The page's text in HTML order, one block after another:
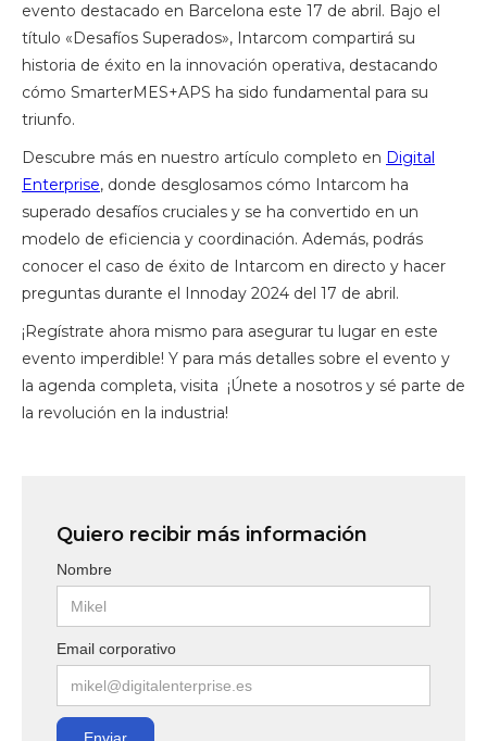
evento destacado en Barcelona este 17 de abril. Bajo el
título «Desafíos Superados», Intarcom compartirá su
historia de éxito en la innovación operativa, destacando
cómo SmarterMES+APS ha sido fundamental para su
triunfo.
Descubre más en nuestro artículo completo en Digital
Enterprise, donde desglosamos cómo Intarcom ha
superado desafíos cruciales y se ha convertido en un
modelo de eficiencia y coordinación. Además, podrás
conocer el caso de éxito de Intarcom en directo y hacer
preguntas durante el Innoday 2024 del 17 de abril.
¡Regístrate ahora mismo para asegurar tu lugar en este
evento imperdible! Y para más detalles sobre el evento y
la agenda completa, visita ¡Únete a nosotros y sé parte de
la revolución en la industria!
Quiero recibir más información
Nombre
Email corporativo